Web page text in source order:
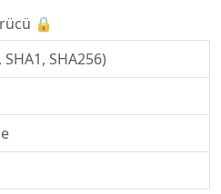
🔒
SHA256)